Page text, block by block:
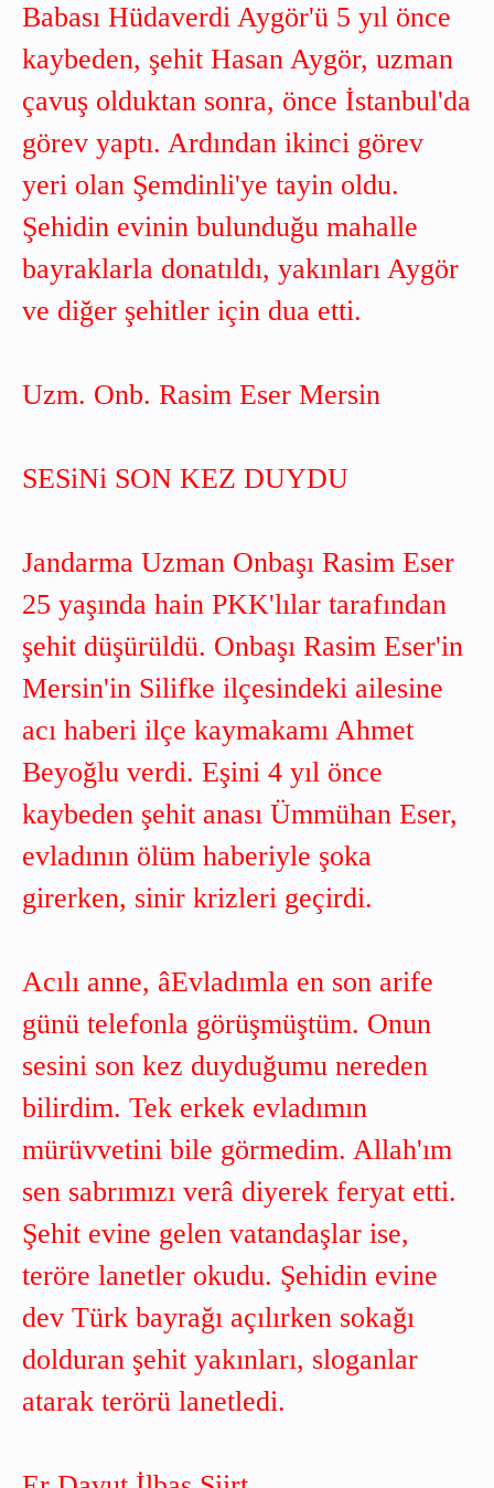
Babası Hüdaverdi Aygör'ü 5 yıl önce
kaybeden, şehit Hasan Aygör, uzman
çavuş olduktan sonra, önce İstanbul'da
görev yaptı. Ardından ikinci görev
yeri olan Şemdinli'ye tayin oldu.
Şehidin evinin bulunduğu mahalle
bayraklarla donatıldı, yakınları Aygör
ve diğer şehitler için dua etti.
Uzm. Onb. Rasim Eser Mersin
SESiNi SON KEZ DUYDU
Jandarma Uzman Onbaşı Rasim Eser
25 yaşında hain PKK'lılar tarafından
şehit düşürüldü. Onbaşı Rasim Eser'in
Mersin'in Silifke ilçesindeki ailesine
acı haberi ilçe kaymakamı Ahmet
Beyoğlu verdi. Eşini 4 yıl önce
kaybeden şehit anası Ümmühan Eser,
evladının ölüm haberiyle şoka
girerken, sinir krizleri geçirdi.
Acılı anne, âEvladımla en son arife
günü telefonla görüşmüştüm. Onun
sesini son kez duyduğumu nereden
bilirdim. Tek erkek evladımın
mürüvvetini bile görmedim. Allah'ım
sen sabrımızı verâ diyerek feryat etti.
Şehit evine gelen vatandaşlar ise,
teröre lanetler okudu. Şehidin evine
dev Türk bayrağı açılırken sokağı
dolduran şehit yakınları, sloganlar
atarak terörü lanetledi.